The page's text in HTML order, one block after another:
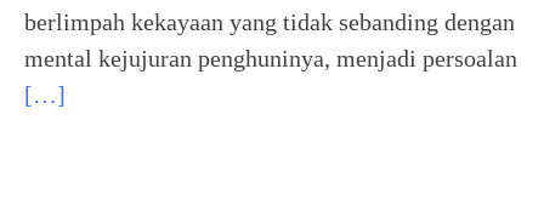
berlimpah kekayaan yang tidak sebanding dengan
mental kejujuran penghuninya, menjadi persoalan
[…]